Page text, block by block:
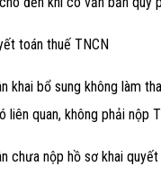
toán thuế TNCN
khai bổ sung không làm
liên quan, không phải nộp
chưa nộp hồ sơ khai
13/05/2020